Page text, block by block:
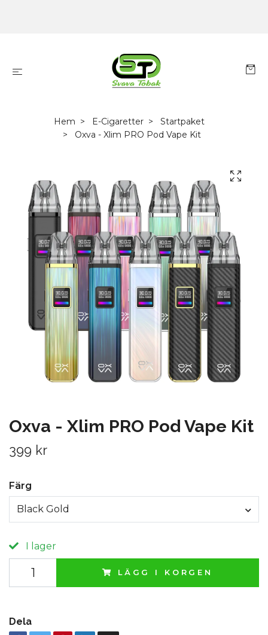
Hem E-Cigaretter
Startpaket
Oxva - Xlim PRO Pod Vape Kit
Oxva - Xlim PRO Pod Vape Kit
399 kr
Färg
Black Gold
I lager
LÄGG I KORGEN
Dela